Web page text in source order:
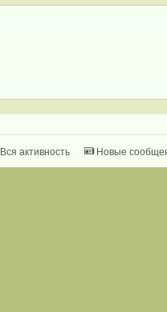
Вся активность Новые